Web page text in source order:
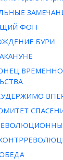
ФОН
БУРИ